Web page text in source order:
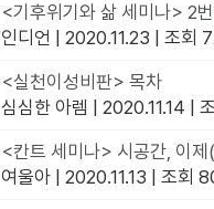
<기후위기와 삶 세미나> 2번
인디언
2020.11.23 조회
<실천이성비판> 목차
심심한 아렘
2020.11.14
<칸트 세미나> 시공간, 이
여울아
2020.11.13 조회